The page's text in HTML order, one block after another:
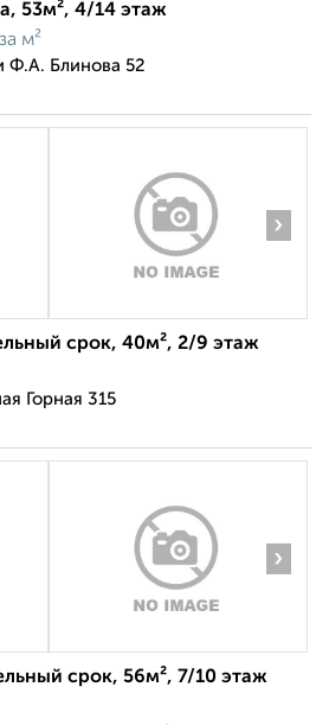
53м², 4/14 этаж
за м²
Ф.А. Блинова 52
›
срок, 40м², 2/9 этаж
Горная 315
›
срок, 56м², 7/10 этаж